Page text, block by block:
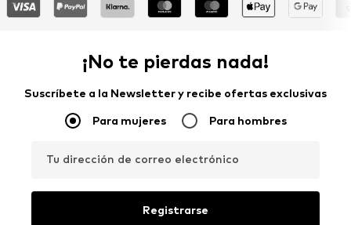
¡No te pierdas nada!
Suscríbete a la Newsletter y recibe ofertas exclusivas
Para mujeres Para hombres
Tu dirección de correo electrónico
Registrarse